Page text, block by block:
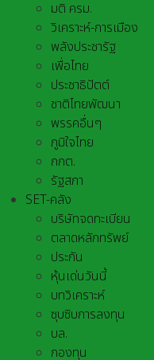
มติ ครม.
วิเคราะห์-การเมือง
พลังประชารัฐ
เพื่อไทย
ประชาธิปัตต์
ชาติไทยพัฒนา
พรรคอื่นๆ
ภูมิใจไทย
กกต.
รัฐสภา
SET-คลัง
บริษัทจดทะเบียน
ตลาดหลักทรัพย์
ประกัน
หุ้นเด่นวันนี้
บทวิเคราะห์
ซุบซิบการลงทุน
บล.
กองทุน